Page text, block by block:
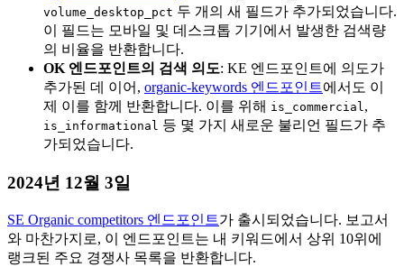
volume_desktop_pct 두 개의 새 필드가 추가되었습니다.
이 필드는 모바일 및 데스크톱 기기에서 발생한 검색량
의 비율을 반환합니다.
OK 엔드포인트의 검색 의도: KE 엔드포인트에 의도가
추가된 데 이어, organic-keywords 엔드포인트에서도 이
제 이를 함께 반환합니다. 이를 위해 is_commercial ,
is_informational 등 몇 가지 새로운 불리언 필드가 추
가되었습니다.
2024년 12월 3일
SE Organic competitors 엔드포인트가 출시되었습니다. 보고서
와 마찬가지로, 이 엔드포인트는 내 키워드에서 상위 10위에
랭크된 주요 경쟁사 목록을 반환합니다.